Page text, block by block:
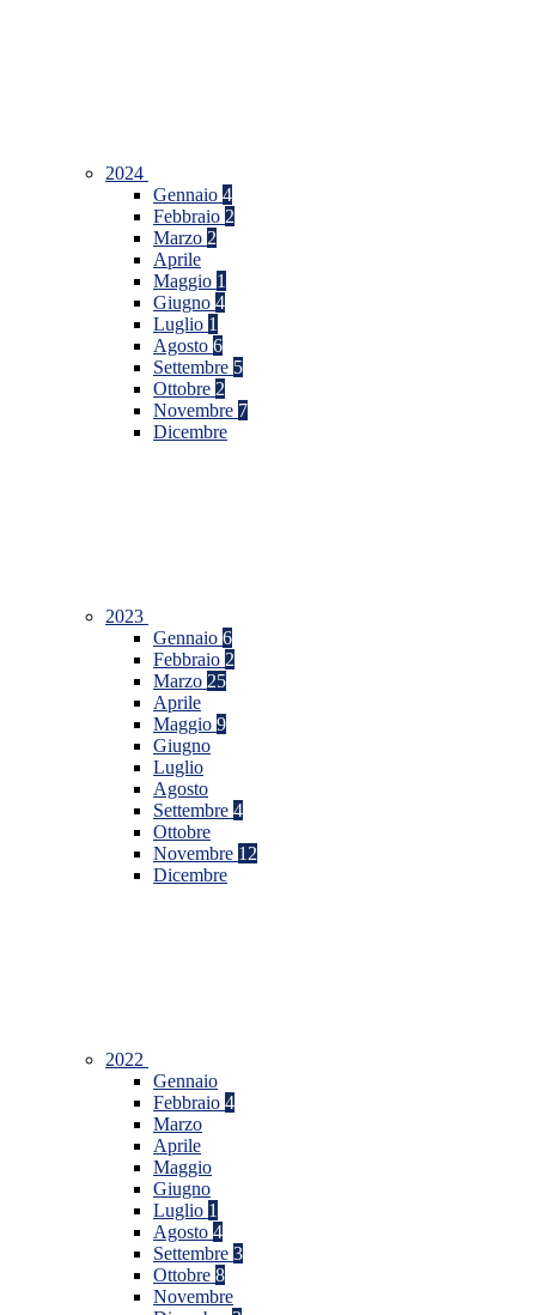
2024
Gennaio 4
Febbraio 2
Marzo 2
Aprile
Maggio 1
Giugno 4
Luglio 1
Agosto 6
Settembre 5
Ottobre 2
Novembre 7
Dicembre
2023
Gennaio 6
Febbraio 2
Marzo 25
Aprile
Maggio 9
Giugno
Luglio
Agosto
Settembre 4
Ottobre
Novembre 12
Dicembre
2022
Gennaio
Febbraio 4
Marzo
Aprile
Maggio
Giugno
Luglio 1
Agosto 4
Settembre 3
Ottobre 8
Novembre